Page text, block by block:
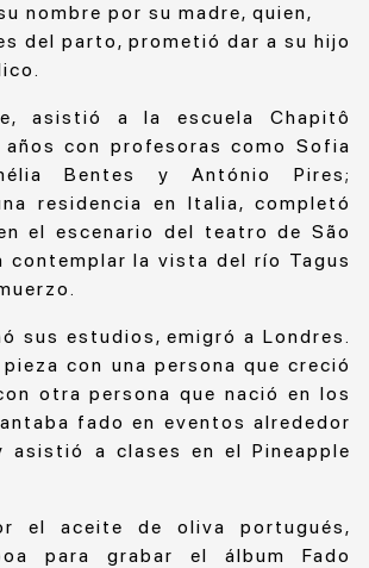
nombre por su madre, quien,
del parto, prometió dar a su hijo
asistió a la escuela Chapitô
con profesoras como Sofia
Bentes y António Pires;
residencia en Italia, completó
el escenario del teatro de São
contemplar la vista del río Tagus
sus estudios, emigró a Londres.
con una persona que creció
otra persona que nació en los
fado en eventos alrededor
asistió a clases en el Pineapple
el aceite de oliva portugués,
para grabar el álbum Fado